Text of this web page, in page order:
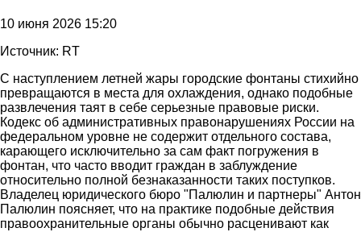
10 июня 2026 15:20
Источник: RT
С наступлением летней жары городские фонтаны стихийно
превращаются в места для охлаждения, однако подобные
развлечения таят в себе серьезные правовые риски.
Кодекс об административных правонарушениях России на
федеральном уровне не содержит отдельного состава,
карающего исключительно за сам факт погружения в
фонтан, что часто вводит граждан в заблуждение
относительно полной безнаказанности таких поступков.
Владелец юридического бюро "Палюлин и партнеры" Антон
Палюлин поясняет, что на практике подобные действия
правоохранительные органы обычно расценивают как